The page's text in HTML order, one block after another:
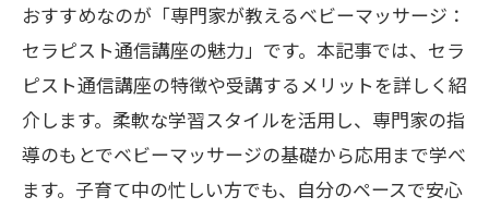
おすすめなのが「専門家が教えるベビーマッサージ：
セラピスト通信講座の魅力」です。本記事では、セラ
ピスト通信講座の特徴や受講するメリットを詳しく紹
介します。柔軟な学習スタイルを活用し、専門家の指
導のもとでベビーマッサージの基礎から応用まで学べ
ます。子育て中の忙しい方でも、自分のペースで安心